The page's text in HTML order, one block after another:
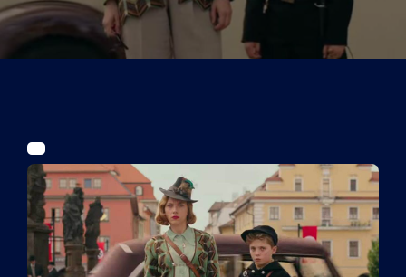
Tickets
Kurier Romy 2026